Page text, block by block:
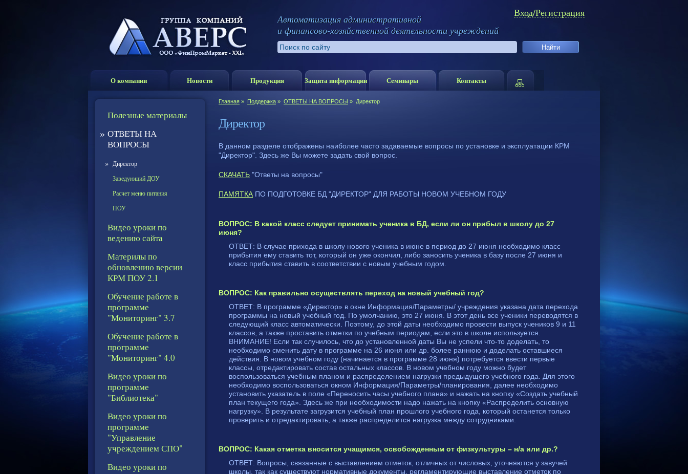
Автоматизация административной
и финансово-хозяйственной деятельности учреждений
Вход/Регистрация
О компании Новости Продукция Защита информации Семинары Контакты
Главная » Поддержка » ОТВЕТЫ НА ВОПРОСЫ » Директор
Директор
В данном разделе отображены наиболее часто задаваемые вопросы по установке и эксплуатации КРМ
"Директор". Здесь же Вы можете задать свой вопрос.
СКАЧАТЬ "Ответы на вопросы"
ПАМЯТКА ПО ПОДГОТОВКЕ БД "ДИРЕКТОР" ДЛЯ РАБОТЫ НОВОМ УЧЕБНОМ ГОДУ
ВОПРОС: В какой класс следует принимать ученика в БД, если ли он прибыл в школу до 27
июня?
ОТВЕТ: В случае прихода в школу нового ученика в июне в период до 27 июня необходимо класс
прибытия ему ставить тот, который он уже окончил, либо заносить ученика в базу после 27 июня и
класс прибытия ставить в соответствии с новым учебным годом.
ВОПРОС: Как правильно осуществлять переход на новый учебный год?
ОТВЕТ: В программе «Директор» в окне Информация/Параметры/ учреждения указана дата перехода
программы на новый учебный год. По умолчанию, это 27 июня. В этот день все ученики переводятся в
следующий класс автоматически. Поэтому, до этой даты необходимо провести выпуск учеников 9 и 11
классов, а также проставить отметки по учебным периодам, если это в школе используется.
ВНИМАНИЕ! Если так случилось, что до установленной даты Вы не успели что-то доделать, то
необходимо сменить дату в программе на 26 июня или др. более раннюю и доделать оставшиеся
действия. В новом учебном году (начинается в программе 28 июня) потребуется ввести первые
классы, отредактировать состав остальных классов. В новом учебном году можно будет
воспользоваться учебным планом и распределением нагрузки предыдущего учебного года. Для этого
необходимо воспользоваться окном Информация/Параметры/планирования, далее необходимо
установить указатель в поле «Переносить часы учебного плана» и нажать на кнопку «Создать учебный
план текущего года». Здесь же при необходимости надо нажать на кнопку «Распределить основную
нагрузку». В результате загрузится учебный план прошлого учебного года, который останется только
проверить и отредактировать, а также распределится нагрузка между сотрудниками.
ВОПРОС: Какая отметка вносится учащимся, освобожденным от физкультуры – н/а или др.?
ОТВЕТ: Вопросы, связанные с выставлением отметок, отличных от числовых, уточняются у завучей
школы, так как существуют нормативные документы, регламентирующие выставление отметок по
Полезные материалы
» ОТВЕТЫ НА
ВОПРОСЫ
» Директор
Заведующий ДОУ
Расчет меню питания
ПОУ
Видео уроки по
ведению сайта
Материлы по
обновлению версии
КРМ ПОУ 2.1
Обучение работе в
программе
"Мониторинг" 3.7
Обучение работе в
программе
"Мониторинг" 4.0
Видео уроки по
программе
"Библиотека"
Видео уроки по
программе
"Управление
учреждением СПО"
Видео уроки по